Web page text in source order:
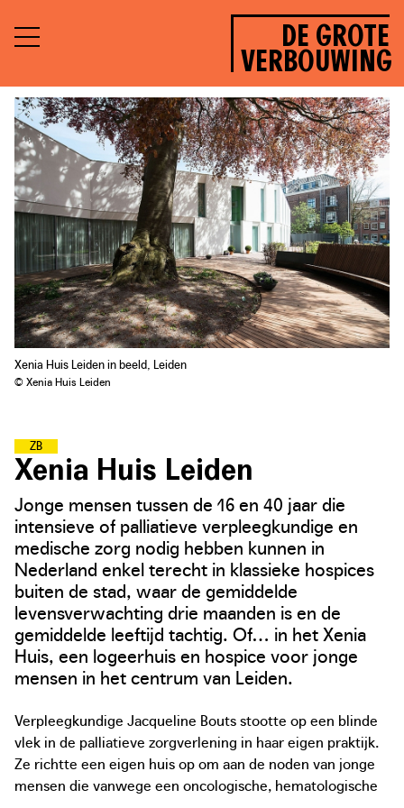
DE GROTE
VERBOUWING
Xenia Huis Leiden in beeld, Leiden
© Xenia Huis Leiden
ZO
R
G
Z
A
M
E
B
Xenia Huis Leiden
Jonge mensen tussen de 16 en 40 jaar die
intensieve of palliatieve verpleegkundige en
medische zorg nodig hebben kunnen in
Nederland enkel terecht in klassieke hospices
buiten de stad, waar de gemiddelde
levensverwachting drie maanden is en de
gemiddelde leeftijd tachtig. Of… in het Xenia
Huis, een logeerhuis en hospice voor jonge
mensen in het centrum van Leiden.
Verpleegkundige Jacqueline Bouts stootte op een blinde
vlek in de palliatieve zorgverlening in haar eigen praktijk.
Ze richtte een eigen huis op om aan de noden van jonge
mensen die vanwege een oncologische, hematologische